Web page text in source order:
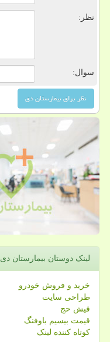
نظر:
سوال:
لینک دوستان بیمارستان دی
خرید و فروش خودرو
طراحی سایت
فیش حج
قیمت بیسیم باوفنگ
کوتاه کننده لینک